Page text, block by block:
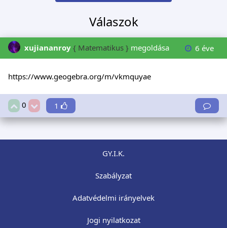
Válaszok
xujiananroy { Matematikus } megoldása 6 éve
https://www.geogebra.org/m/vkmquyae
0 1
GY.I.K.
Szabályzat
Adatvédelmi irányelvek
Jogi nyilatkozat